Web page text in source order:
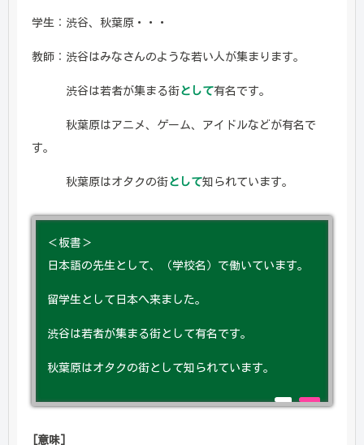
学生：渋谷、秋葉原・・・
教師：渋谷はみなさんのような若い人が集まります。
渋谷は若者が集まる街として有名です。
秋葉原はアニメ、ゲーム、アイドルなどが有名で
す。
秋葉原はオタクの街として知られています。
＜板書＞
日本語の先生として、（学校名）で働いています。
留学生として日本へ来ました。
渋谷は若者が集まる街として有名です。
秋葉原はオタクの街として知られています。
[意味]